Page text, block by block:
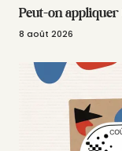
Peut-on
8 août 2026